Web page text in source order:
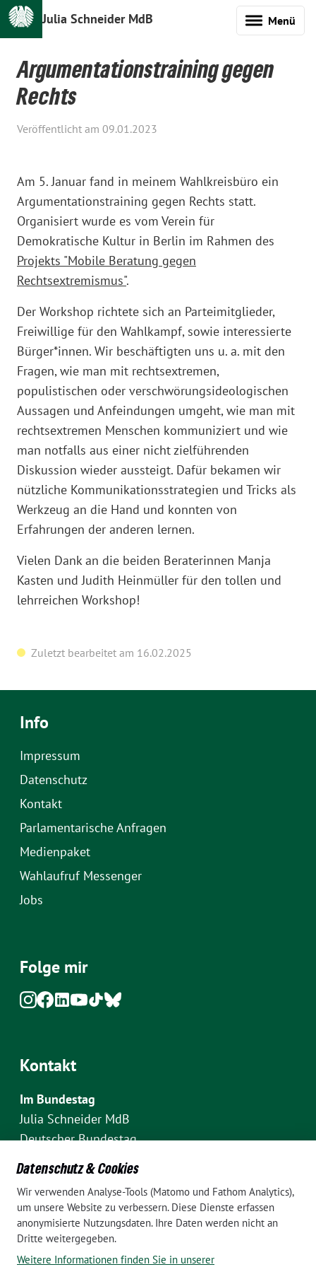
Julia Schneider MdB Menü
Argumentationstraining gegen
Rechts
Veröffentlicht am 09.01.2023
Am 5. Januar fand in meinem Wahlkreisbüro ein
Argumentationstraining gegen Rechts statt.
Organisiert wurde es vom Verein für
Demokratische Kultur in Berlin im Rahmen des
Projekts "Mobile Beratung gegen
Rechtsextremismus".
Der Workshop richtete sich an Parteimitglieder,
Freiwillige für den Wahlkampf, sowie interessierte
Bürger*innen. Wir beschäftigten uns u. a. mit den
Fragen, wie man mit rechtsextremen,
populistischen oder verschwörungsideologischen
Aussagen und Anfeindungen umgeht, wie man mit
rechtsextremen Menschen kommuniziert und wie
man notfalls aus einer nicht zielführenden
Diskussion wieder aussteigt. Dafür bekamen wir
nützliche Kommunikationsstrategien und Tricks als
Werkzeug an die Hand und konnten von
Erfahrungen der anderen lernen.
Vielen Dank an die beiden Beraterinnen Manja
Kasten und Judith Heinmüller für den tollen und
lehrreichen Workshop!
Zuletzt bearbeitet am 16.02.2025
Info
Impressum
Datenschutz
Kontakt
Parlamentarische Anfragen
Medienpaket
Wahlaufruf Messenger
Jobs
Folge mir
Kontakt
Im Bundestag
Julia Schneider MdB
Deutscher Bundestag
Fraktion Bündnis 90/Die Grünen
Platz der Republik 1
D-10111 Berlin
E-Mail: julia.schneider(at)bundestag.de
Telefon: +49 30 227 70907
Datenschutz & Cookies
Wir verwenden Analyse-Tools (Matomo und Fathom Analytics),
um unsere Website zu verbessern. Diese Dienste erfassen
anonymisierte Nutzungsdaten. Ihre Daten werden nicht an
Dritte weitergegeben.
Weitere Informationen finden Sie in unserer